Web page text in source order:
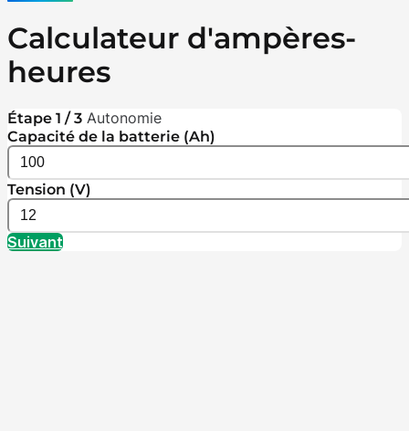
Calculateur d'ampères-
heures
Étape 1 / 3 Autonomie
Capacité de la batterie (Ah)
Tension (V)
Suivant